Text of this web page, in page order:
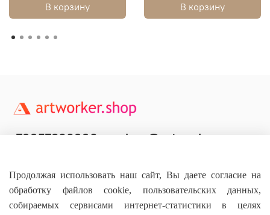
В корзину В корзину
+79957800990 shop@artworker.pro
Продолжая использовать наш сайт, Вы даете согласие на
обработку файлов cookie, пользовательских данных,
собираемых сервисами интернет-статистики в целях